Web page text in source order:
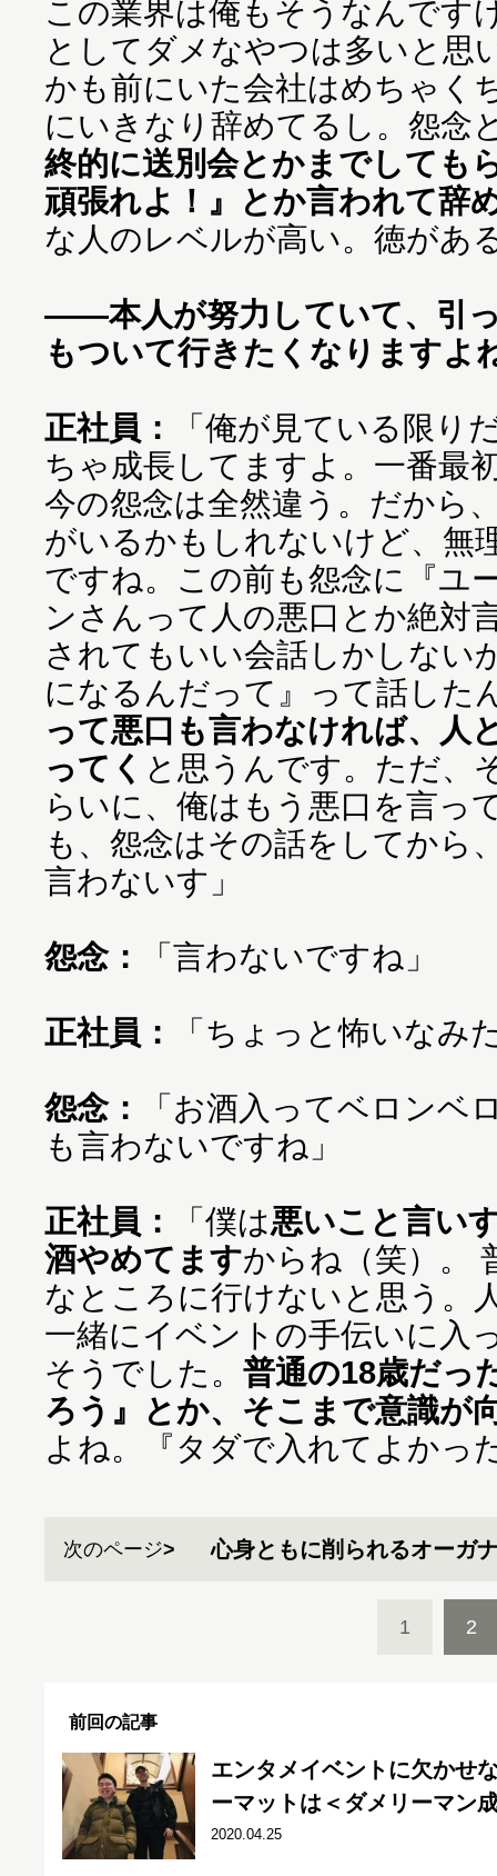
この業界は俺もそうなんです
としてダメなやつは多いと思
かも前にいた会社はめちゃく
にいきなり辞めてるし。怨念
終的に送別会とかまでしても
頑張れよ！』とか言われて辞
な人のレベルが高い。徳があ
——本人が努力していて、引
もついて行きたくなりますよ
正社員：
「俺が見ている限り
ちゃ成長してますよ。一番最
今の怨念は全然違う。だから
がいるかもしれないけど、無
ですね。この前も怨念に『ユ
ンさんって人の悪口とか絶対
されてもいい会話しかしない
になるんだって』って話した
って悪口も言わなければ、人
ってく と思うんです。ただ、
らいに、俺はもう悪口を言っ
も、怨念はその話をしてから
言わないす」
怨念： 「言わないですね」
正社員： 「ちょっと怖いなみ
怨念：
「お酒入ってベロンベ
も言わないですね」
正社員： 「僕は悪いこと言い
酒やめてますからね（笑）。
なところに行けないと思う。
一緒にイベントの手伝いに入
そうでした。 普通の18歳だっ
ろう』とか、そこまで意識が
よね。『タダで入れてよかっ
次のページ 心身ともに削られるオーガ
1 2
前回の記事
エンタメイベントに欠かせ
ーマットは＜ダメリーマン
2020.04.25